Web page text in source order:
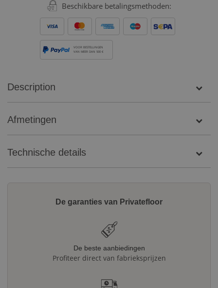
Beschikbare betalingsmethoden:
VOOR BESTELLINGEN
VAN MEER DAN 500 €
Description
Afmetingen
Technische details
De garanties van Privatefloor
De beste aanbiedingen
Profiteer direct van fabrieksprijzen